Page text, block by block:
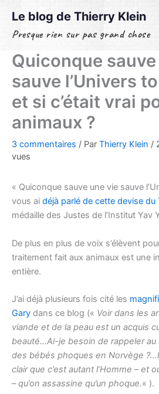
contenu
Le blog de Thierry Klein
Presque rien sur pas grand chose
Quiconque
sauve l’Univers
et si c’était vrai
animaux ?
3 commentaires / Par Thierry Klein /
vues
« Quiconque sauve une vie sauve
vous ai déjà parlé de cette devise du
médaille des Justes de l’Institut Yav
De plus en plus de voix s’élèvent
traitement fait aux animaux est une
entière.
J’ai déjà plusieurs fois cité les
Gary dans ce blog (« Voir dans les
viande et de la peau est un acquis
beauté…Ai-je besoin de rappeler au
des bébés phoques en Norvège
clair que c’est autant l’Homme – et
– qu’on assassine qu’un phoque.« ).